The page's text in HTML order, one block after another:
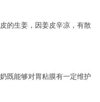
的生姜，因姜皮辛凉，有散
既能够对胃粘膜有一定维护